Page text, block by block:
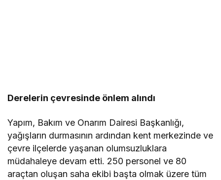
Derelerin çevresinde önlem alındı
Yapım, Bakım ve Onarım Dairesi Başkanlığı,
yağışların durmasının ardından kent merkezinde ve
çevre ilçelerde yaşanan olumsuzluklara
müdahaleye devam etti. 250 personel ve 80
araçtan oluşan saha ekibi başta olmak üzere tüm